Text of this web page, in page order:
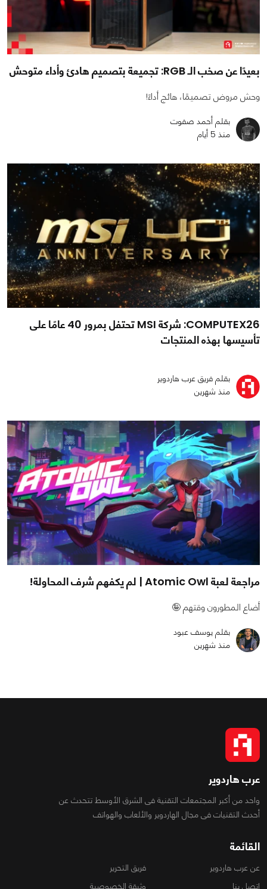
بعيدًا عن صخب الـ RGB: تجميعة بتصميم هادئ وأداء متوحش
وحش مروض تصميمًا، هائج أداءً!
بقلم أحمد صفوت
منذ 5 أيام
COMPUTEX26: شركة MSI تحتفل بمرور 40 عامًا على
تأسيسها بهذه المنتجات
بقلم فريق عرب هاردوير
منذ شهرين
مراجعة لعبة Atomic Owl | لم يكفهم شرف المحاولة!
أضاع المطورون وقتهم 🤪
بقلم يوسف عبود
منذ شهرين
عرب هاردوير
واحد من أكبر المجتمعات التقنية فى الشرق الأوسط تتحدث عن
أحدث التقنيات فى مجال الهاردوير والألعاب والهواتف
القائمة
عن عرب هاردوير
فريق التحرير
اتصل بنا
وثيقة الخصوصية